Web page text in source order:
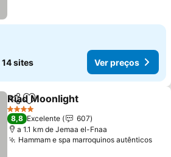
14 sites Ver preços
PartilharAdicionar aos favoritos
Riad Moonlight
4 Estrelas
8,8 Excelente
607
a 1.1 km de Jemaa el-Fnaa
Hammam e spa marroquinos autênticos